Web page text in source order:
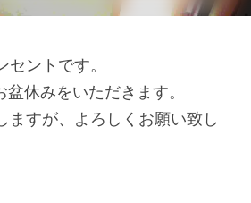
ントです。
盆休みをいただきます。
ますが、よろしくお願い致し